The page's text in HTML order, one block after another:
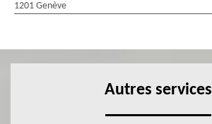
1201 Genève
Autres services